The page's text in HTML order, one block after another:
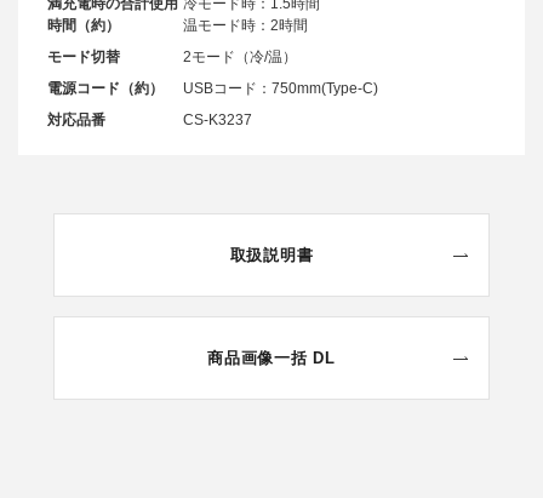
満充電時の合計使用
時間（約）
冷モード時：1.5時間
温モード時：2時間
モード切替
2モード（冷/温）
電源コード（約）
USBコード：750mm(Type-C)
対応品番
CS-K3237
取扱説明書
商品画像一括 DL